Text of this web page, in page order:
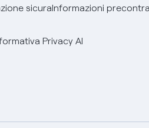
sicuraInformazioni
Privacy AI